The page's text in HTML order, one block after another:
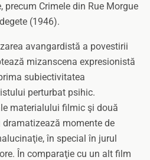
precum Crimele din Rue Morgue
(1946).
avangardistă a povestirii
mizanscena expresionistă
subiectivitatea
perturbat psihic.
materialului filmic şi două
momente de
în special în jurul
În comparaţie cu un alt film